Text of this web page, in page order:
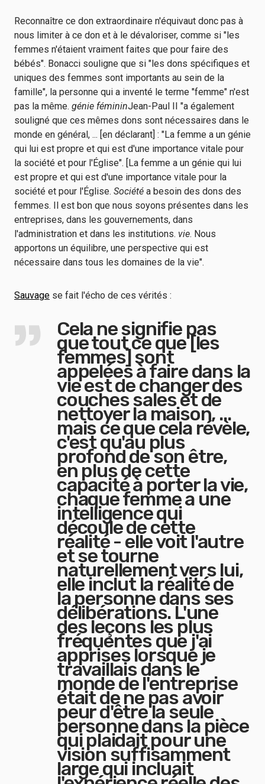
Reconnaître ce don extraordinaire n'équivaut donc pas à
nous limiter à ce don et à le dévaloriser, comme si "les
femmes n'étaient vraiment faites que pour faire des
bébés". Bonacci souligne que si "les dons spécifiques et
uniques des femmes sont importants au sein de la
famille", la personne qui a inventé le terme "femme" n'est
pas la même. génie fémininJean-Paul II "a également
souligné que ces mêmes dons sont nécessaires dans le
monde en général, ... [en déclarant] : "La femme a un génie
qui lui est propre et qui est d'une importance vitale pour
la société et pour l'Église". [La femme a un génie qui lui
est propre et qui est d'une importance vitale pour la
société et pour l'Église. Société a besoin des dons des
femmes. Il est bon que nous soyons présentes dans les
entreprises, dans les gouvernements, dans
l'administration et dans les institutions. vie. Nous
apportons un équilibre, une perspective qui est
nécessaire dans tous les domaines de la vie".
Sauvage se fait l'écho de ces vérités :
Cela ne signifie pas
que tout ce que [les
femmes] sont
appelées à faire dans la
vie est de changer des
couches sales et de
nettoyer la maison, ...
mais ce que cela révèle,
c'est qu'au plus
profond de son être,
en plus de cette
capacité à porter la vie,
chaque femme a une
intelligence qui
découle de cette
réalité - elle voit l'autre
et se tourne
naturellement vers lui,
elle inclut la réalité de
la personne dans ses
délibérations. L'une
des leçons les plus
fréquentes que j'ai
apprises lorsque je
travaillais dans le
monde de l'entreprise
était de ne pas avoir
peur d'être la seule
personne dans la pièce
qui plaidait pour une
vision suffisamment
large qui incluait